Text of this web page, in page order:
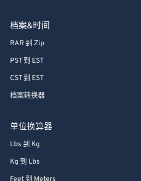
档案&时间
RAR 到 Zip
PST 到 EST
CST 到 EST
档案转换器
单位换算器
Lbs 到 Kg
Kg 到 Lbs